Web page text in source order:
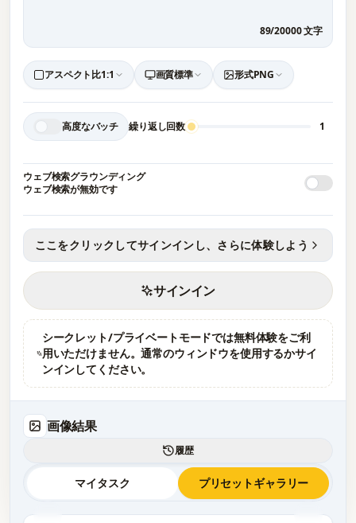
89/20000文字
アスペクト比1:1 画質標準 形式PNG
高度なバッチ 繰り返し回数 1
ウェブ検索グラウンディング
ウェブ検索が無効です
ここをクリックしてサインインし、さらに体験しよう
サインイン
シークレット/プライベートモードでは無料体験をご利
用いただけません。通常のウィンドウを使用するかサイ
ンインしてください。
画像結果
履歴
マイタスク プリセットギャラリー